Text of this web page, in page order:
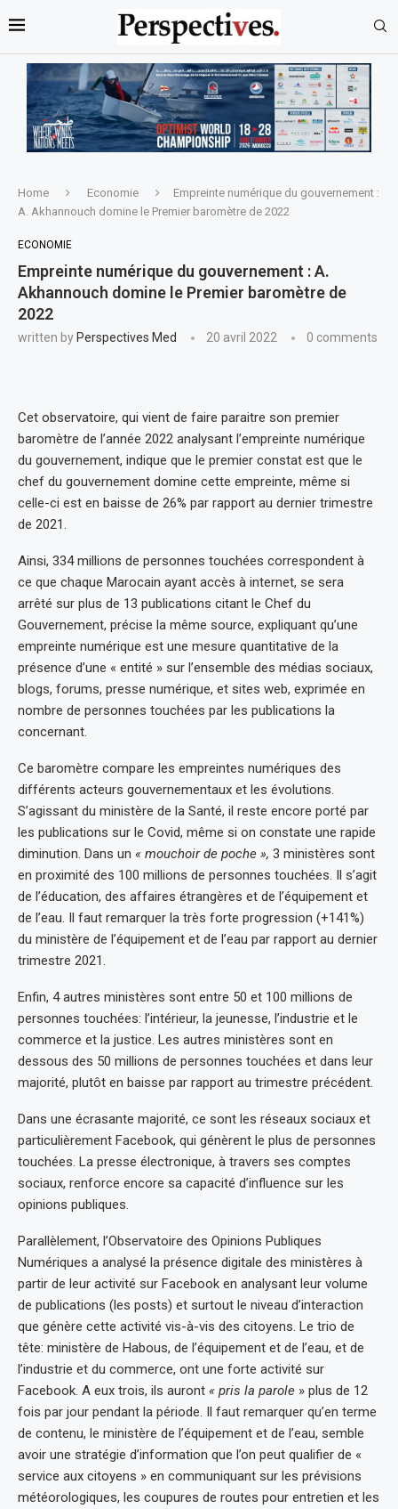
Home Economie
Empreinte numérique du gouvernement :
A. Akhannouch domine le Premier baromètre de 2022
ECONOMIE
Empreinte numérique du gouvernement : A.
Akhannouch domine le Premier baromètre de
2022
written by Perspectives Med 20 avril 2022 0 comments
Cet observatoire, qui vient de faire paraitre son premier
baromètre de l’année 2022 analysant l’empreinte numérique
du gouvernement, indique que le premier constat est que le
chef du gouvernement domine cette empreinte, même si
celle-ci est en baisse de 26% par rapport au dernier trimestre
de 2021.
Ainsi, 334 millions de personnes touchées correspondent à
ce que chaque Marocain ayant accès à internet, se sera
arrêté sur plus de 13 publications citant le Chef du
Gouvernement, précise la même source, expliquant qu’une
empreinte numérique est une mesure quantitative de la
présence d’une « entité » sur l’ensemble des médias sociaux,
blogs, forums, presse numérique, et sites web, exprimée en
nombre de personnes touchées par les publications la
concernant.
Ce baromètre compare les empreintes numériques des
différents acteurs gouvernementaux et les évolutions.
S’agissant du ministère de la Santé, il reste encore porté par
les publications sur le Covid, même si on constate une rapide
diminution. Dans un « mouchoir de poche », 3 ministères sont
en proximité des 100 millions de personnes touchées. Il s’agit
de l’éducation, des affaires étrangères et de l’équipement et
de l’eau. Il faut remarquer la très forte progression (+141%)
du ministère de l’équipement et de l’eau par rapport au dernier
trimestre 2021.
Enfin, 4 autres ministères sont entre 50 et 100 millions de
personnes touchées: l’intérieur, la jeunesse, l’industrie et le
commerce et la justice. Les autres ministères sont en
dessous des 50 millions de personnes touchées et dans leur
majorité, plutôt en baisse par rapport au trimestre précédent.
Dans une écrasante majorité, ce sont les réseaux sociaux et
particulièrement Facebook, qui génèrent le plus de personnes
touchées. La presse électronique, à travers ses comptes
sociaux, renforce encore sa capacité d’influence sur les
opinions publiques.
Parallèlement, l’Observatoire des Opinions Publiques
Numériques a analysé la présence digitale des ministères à
partir de leur activité sur Facebook en analysant leur volume
de publications (les posts) et surtout le niveau d’interaction
que génère cette activité vis-à-vis des citoyens. Le trio de
tête: ministère de Habous, de l’équipement et de l’eau, et de
l’industrie et du commerce, ont une forte activité sur
Facebook. A eux trois, ils auront « pris la parole » plus de 12
fois par jour pendant la période. Il faut remarquer qu’en terme
de contenu, le ministère de l’équipement et de l’eau, semble
avoir une stratégie d’information que l’on peut qualifier de «
service aux citoyens » en communiquant sur les prévisions
météorologiques, les coupures de routes pour entretien et les